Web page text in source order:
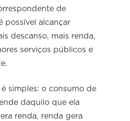
de
possível alcançar
descanso, mais renda,
serviços públicos e
simples: o consumo de
daquilo que ela
renda, renda gera